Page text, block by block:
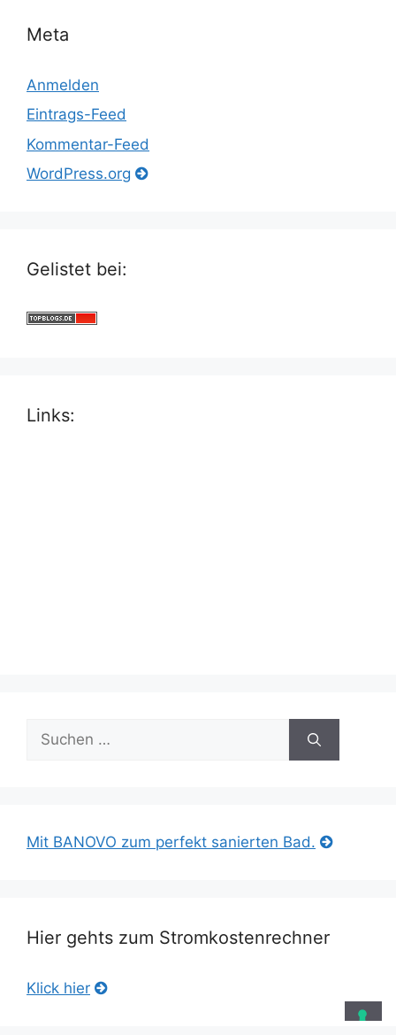
Meta
Anmelden
Eintrags-Feed
Kommentar-Feed
WordPress.org
Gelistet bei:
Links:
Suche
nach:
Mit BANOVO zum perfekt sanierten Bad.
Hier gehts zum Stromkostenrechner
Klick hier